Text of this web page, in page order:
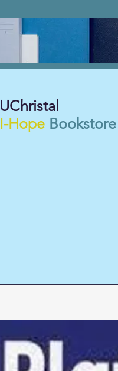
UChristal
I-Hope Bookstore